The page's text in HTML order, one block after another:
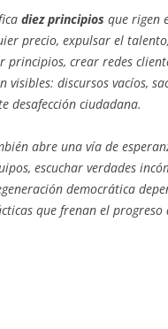
diez principios que rigen
precio, expulsar el
principios, crear redes
visibles: discursos vacíos,
desafección ciudadana.
abre una vía de
escuchar verdades
democrática
que frenan el progreso